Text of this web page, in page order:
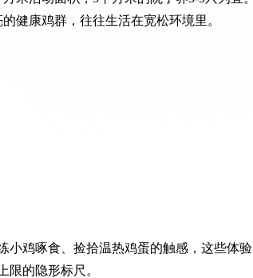
健康鸡群，往往生活在宽松环境里。
小鸡啄食、捡拾温热鸡蛋的触感，这些体验
的隐形标尺。